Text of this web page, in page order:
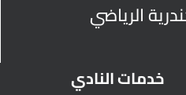
الرياضي
خدمات النادي